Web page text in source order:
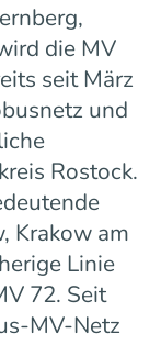
die MV
seit März
und
Rostock.
Krakow am
Linie
72. Seit
MV-Netz